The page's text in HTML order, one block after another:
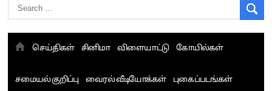
செய்திகள் சினிமா விளையாட்டு கோயில்கள்
சமையல் குறிப்பு வைரல் வீடியோக்கள் புகைப்படங்கள்